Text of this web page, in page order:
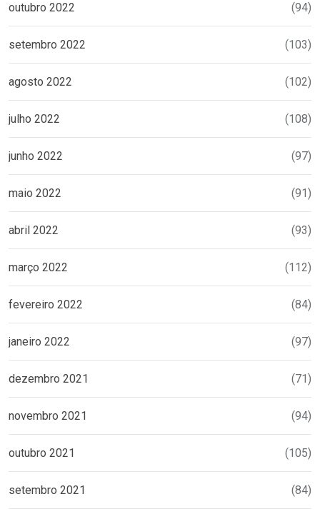
outubro 2022 (94)
setembro 2022 (103)
agosto 2022 (102)
julho 2022 (108)
junho 2022 (97)
maio 2022 (91)
abril 2022 (93)
março 2022 (112)
fevereiro 2022 (84)
janeiro 2022 (97)
dezembro 2021 (71)
novembro 2021 (94)
outubro 2021 (105)
setembro 2021 (84)